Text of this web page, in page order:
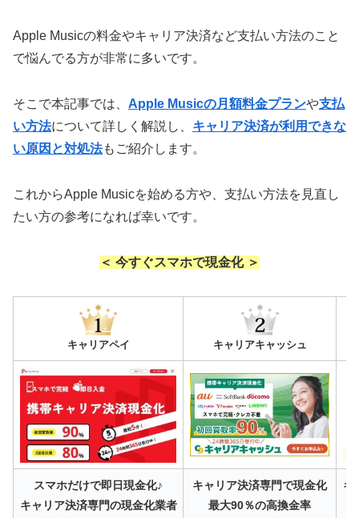
Apple Musicの料金やキャリア決済など支払い方法のこと
で悩んでる方が非常に多いです。
そこで本記事では、 Apple Musicの月額料金プランや支払
い方法について詳しく解説し、 キャリア決済が利用できな
い原因と対処法もご紹介します。
これからApple Musicを始める方や、支払い方法を見直し
たい方の参考になれば幸いです。
＜ 今すぐスマホで現金化 ＞
キャリアペイ キャリアキャッシュ
スマホだけで即日現金化♪
キャリア決済専門の現金化業者
キャリア決済専門で現金化
最大90％の高換金率
キ